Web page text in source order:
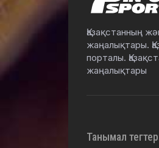
Қазақстанның
жаңалықтары.
порталы.
жаңалықтары
Танымал